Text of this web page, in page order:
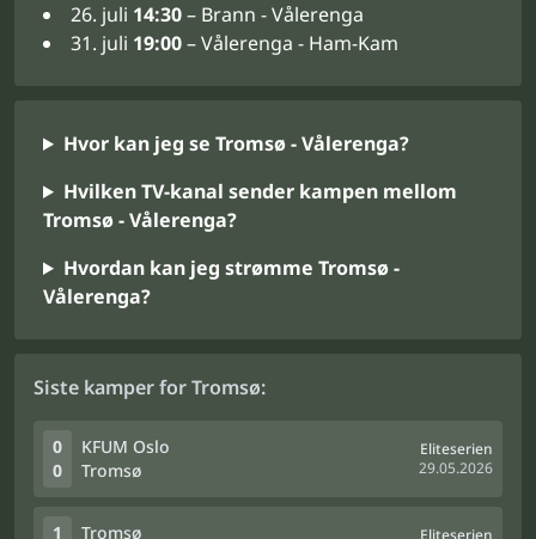
26. juli 14:30– Brann - Vålerenga
31. juli 19:00– Vålerenga - Ham-Kam
Hvor kan jeg se Tromsø - Vålerenga?
Hvilken TV-kanal sender kampen mellom
Tromsø - Vålerenga?
Hvordan kan jeg strømme Tromsø -
Vålerenga?
Siste kamper for Tromsø:
0
0
KFUM Oslo
Tromsø
Eliteserien
29.05.2026
1 Tromsø Eliteserien